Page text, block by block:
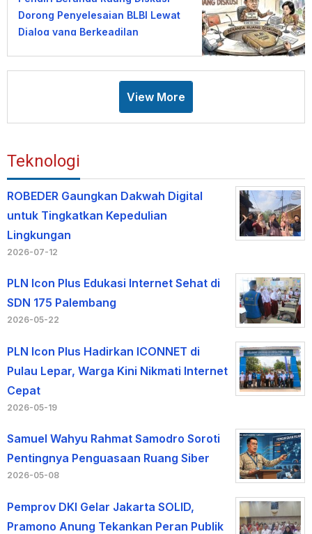
Dorong Penyelesaian BLBI Lewat
Dialog yang Berkeadilan
View More
Teknologi
ROBEDER Gaungkan Dakwah Digital
untuk Tingkatkan Kepedulian
Lingkungan
2026-07-12
PLN Icon Plus Edukasi Internet Sehat di
SDN 175 Palembang
2026-05-22
PLN Icon Plus Hadirkan ICONNET di
Pulau Lepar, Warga Kini Nikmati Internet
Cepat
2026-05-19
Samuel Wahyu Rahmat Samodro Soroti
Pentingnya Penguasaan Ruang Siber
2026-05-08
Pemprov DKI Gelar Jakarta SOLID,
Pramono Anung Tekankan Peran Publik